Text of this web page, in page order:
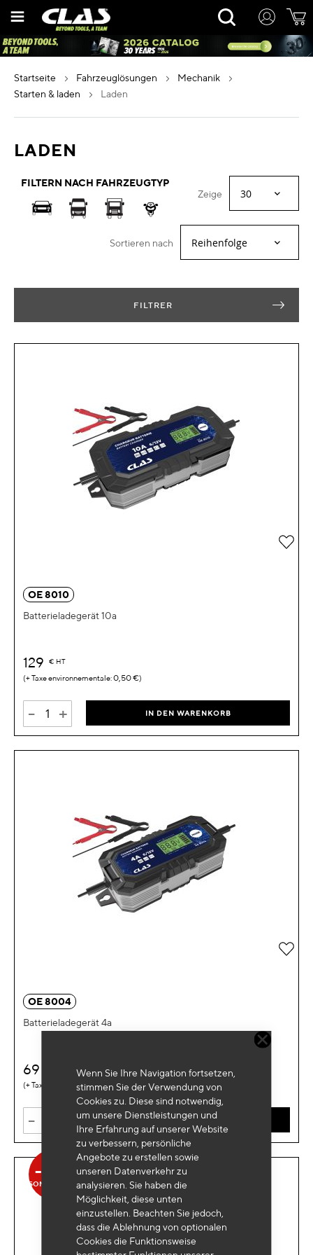
Wenn Sie Ihre Navigation fortsetzen,
stimmen Sie der Verwendung von
Cookies zu. Diese sind notwendig,
um unsere Dienstleistungen und
Ihre Erfahrung auf unserer Website
zu verbessern, persönliche
Angebote zu erstellen sowie
unseren Datenverkehr zu
analysieren. Sie haben die
Möglichkeit, diese unten
einzustellen. Beachten Sie jedoch,
dass die Ablehnung von optionalen
Cookies die Funktionsweise
Inhalt
Rechercher
startseite fahrzeuglösungen
mechanik
starten & laden
laden
LADEN
FILTERN NACH FAHRZEUGTYP
Zeige
Sortieren nach
FILTRER
OE 8010
Batterieladegerät 10a
129 € HT
0,50 €
- + IN DEN WARENKORB
Zur
OE 8004
Batterieladegerät 4a
69
0,12 €
- IN DEN WARENKORB
Zur
-47%
SONDERANGEBOT